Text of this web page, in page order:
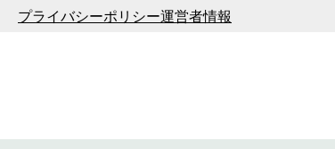
プ
プライバシーポリシー運営者情報